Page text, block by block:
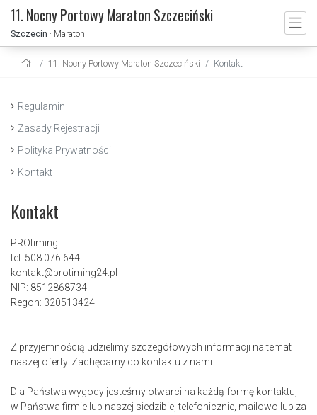
11. Nocny Portowy Maraton Szczeciński
Szczecin · Maraton
11. Nocny Portowy Maraton Szczeciński Kontakt
Regulamin
Zasady Rejestracji
Polityka Prywatności
Kontakt
Kontakt
PROtiming
tel: 508 076 644
kontakt@protiming24.pl
NIP: 8512868734
Regon: 320513424
Z przyjemnością udzielimy szczegółowych informacji na temat
naszej oferty. Zachęcamy do kontaktu z nami.
Dla Państwa wygody jesteśmy otwarci na każdą formę kontaktu,
w Państwa firmie lub naszej siedzibie, telefonicznie, mailowo lub za